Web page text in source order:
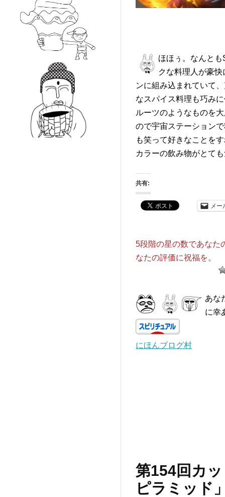
ほほぅ。なんと
クな料理人が豪
ンに組み込まれていて
なスパイス料理も巧み
ルーツのようなものを
ので宇宙ステーション
も笑って好きなことを
カラーの飲み物がとて
共有:
メー
5段階の星の数であなた
なたの評価に祝福を。
あな
に幸
にほんブログ村
第154回カ
ピラミッド